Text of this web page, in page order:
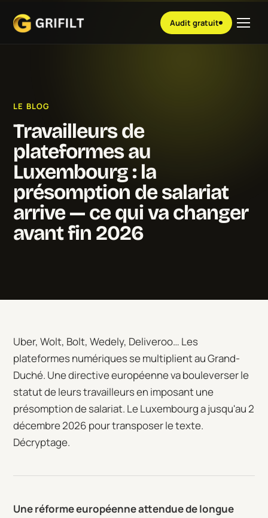
Audit gratuit
LE BLOG
Travailleurs de
plateformes au
Luxembourg : la
présomption de salariat
arrive — ce qui va changer
avant fin 2026
Uber, Wolt, Bolt, Wedely, Deliveroo… Les
plateformes numériques se multiplient au Grand-
Duché. Une directive européenne va bouleverser le
statut de leurs travailleurs en imposant une
présomption de salariat. Le Luxembourg a jusqu'au 2
décembre 2026 pour transposer le texte.
Décryptage.
Une réforme européenne attendue de longue